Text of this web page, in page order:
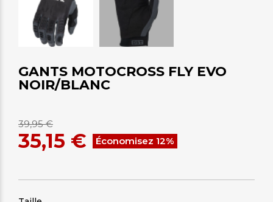
GANTS MOTOCROSS FLY EVO
NOIR/BLANC
39,95 €
35,15 € Économisez 12%